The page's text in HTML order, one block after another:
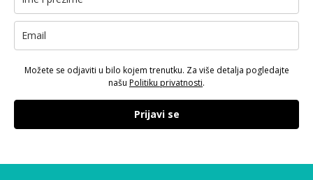
Možete se odjaviti u bilo kojem trenutku. Za više detalja pogledajte
našu Politiku privatnosti.
Prijavi se